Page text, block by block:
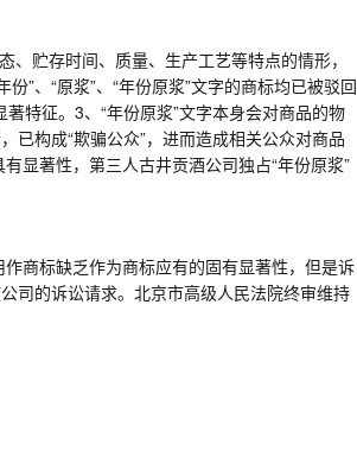
贮存时间、质量、生产工艺等特点的情形，
”、“原浆”、“年份原浆”文字的商标均已被驳回
特征。3、“年份原浆”文字本身会对商品的物
已构成“欺骗公众”，进而造成相关公众对商品
显著性，第三人古井贡酒公司独占“年份原浆”
商标缺乏作为商标应有的固有显著性，但是诉
司的诉讼请求。北京市高级人民法院终审维持